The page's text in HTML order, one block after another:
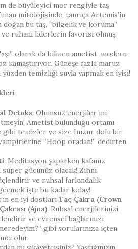
de büyüleyici mor rengiyle taş
mitolojisinde, tanrıça Artemis’in
doğan bu taş, “bilgelik ve koruma”
ruhani liderlerin favorisi olmuş.
olarak da bilinen ametist, modern
kamaştırıyor. Güneşe fazla maruz
temizliği suyla yapmak en iyisi!
Detoks: Olumsuz enerjiler mi
Ametist bulunduğu ortamı
gibi temizler ve size huzur dolu bir
“Hoop oradan!” dedirten
: Meditasyon yaparken kafanız
süper gücünüz olacak! Zihni
ve ruhsal farkındalık
işte bu kadar kolay!
en iyi dostları Taç Çakra (Crown
(Ajna). Ruhsal enerjilerinizi
ve evrensel bağlarınızı
gibi sorularınıza içten
olur.